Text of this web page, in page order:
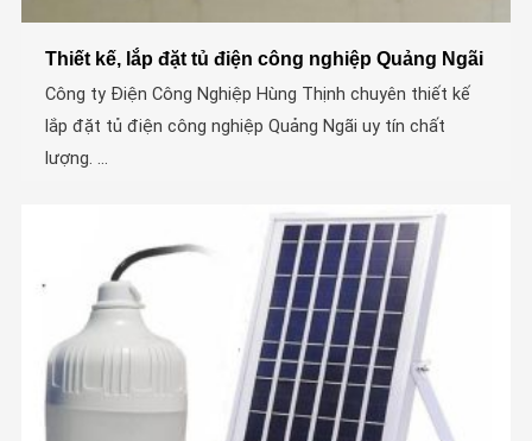
Thiết kế, lắp đặt tủ điện công nghiệp Quảng Ngãi
Công ty Điện Công Nghiệp Hùng Thịnh chuyên thiết kế
lắp đặt tủ điện công nghiệp Quảng Ngãi uy tín chất
lượng. ...